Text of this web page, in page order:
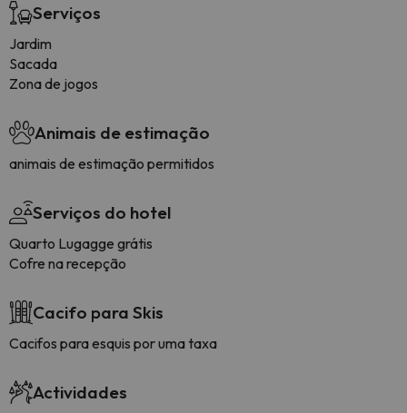
Serviços
Jardim
Sacada
Zona de jogos
Animais de estimação
animais de estimação permitidos
Serviços do hotel
Quarto Lugagge grátis
Cofre na recepção
Cacifo para Skis
Cacifos para esquis por uma taxa
Actividades